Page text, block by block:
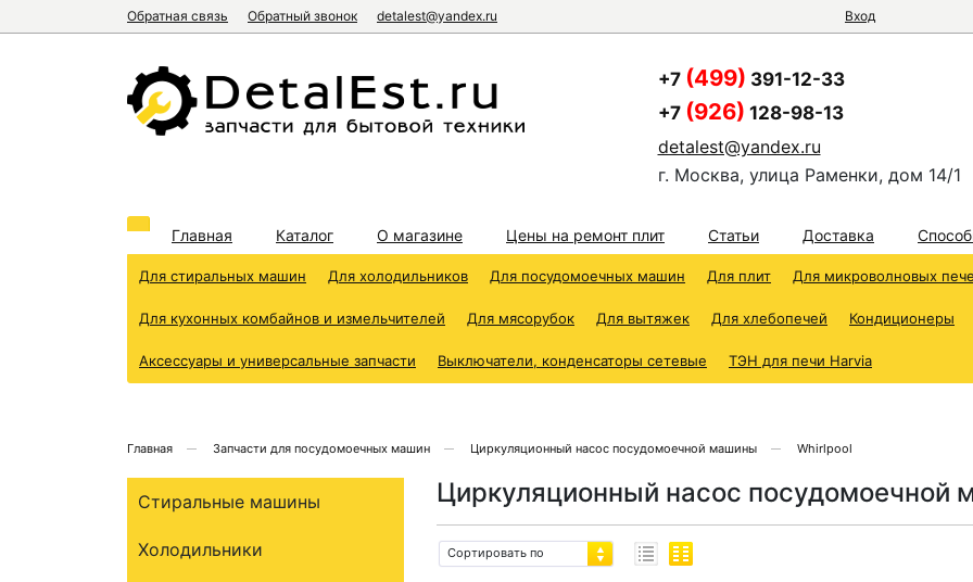
Обратная связь Обратный звонок detalest@yandex.ru Вход
+7 (499) 391-12-33
+7 (926) 128-98-13
detalest@yandex.ru
г. Москва, улица Раменки, дом 14/1
Главная Каталог О магазине Цены на ремонт плит Статьи Доставка
Для стиральных машин Для холодильников Для посудомоечных машин Для плит Для микроволновых
Для кухонных комбайнов и измельчителей Для мясорубок Для вытяжек Для хлебопечей Кондиционеры
Аксессуары и универсальные запчасти Выключатели, конденсаторы сетевые ТЭН для печи Harvia
Главная Запчасти для посудомоечных машин Циркуляционный насос посудомоечной машины Whirlpool
Циркуляционный насос посудомоечной
Сортировать по
Стиральные машины
Холодильники